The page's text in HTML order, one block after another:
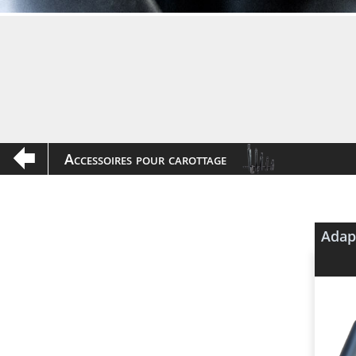
Accessoires pour carottage